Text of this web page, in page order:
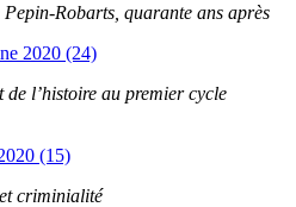
Robarts, quarante ans après
2020 (24)
de l’histoire au premier cycle
(15)
criminialité